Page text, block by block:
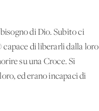
di Dio. Subito ci
capace di liberarli dalla loro
su una Croce. Si
ed erano incapaci di